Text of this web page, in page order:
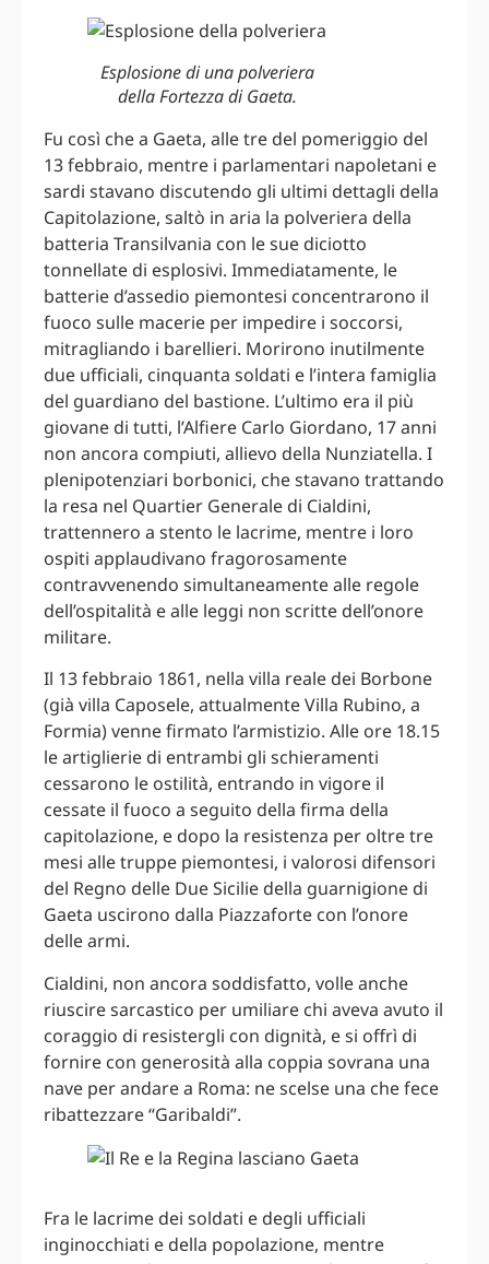
Esplosione di una polveriera
della Fortezza di Gaeta.
Fu così che a Gaeta, alle tre del pomeriggio del
13 febbraio, mentre i parlamentari napoletani e
sardi stavano discutendo gli ultimi dettagli della
Capitolazione, saltò in aria la polveriera della
batteria Transilvania con le sue diciotto
tonnellate di esplosivi. Immediatamente, le
batterie d’assedio piemontesi concentrarono il
fuoco sulle macerie per impedire i soccorsi,
mitragliando i barellieri. Morirono inutilmente
due ufficiali, cinquanta soldati e l’intera famiglia
del guardiano del bastione. L’ultimo era il più
giovane di tutti, l’Alfiere Carlo Giordano, 17 anni
non ancora compiuti, allievo della Nunziatella. I
plenipotenziari borbonici, che stavano trattando
la resa nel Quartier Generale di Cialdini,
trattennero a stento le lacrime, mentre i loro
ospiti applaudivano fragorosamente
contravvenendo simultaneamente alle regole
dell’ospitalità e alle leggi non scritte dell’onore
militare.
Il 13 febbraio 1861, nella villa reale dei Borbone
(già villa Caposele, attualmente Villa Rubino, a
Formia) venne firmato l’armistizio. Alle ore 18.15
le artiglierie di entrambi gli schieramenti
cessarono le ostilità, entrando in vigore il
cessate il fuoco a seguito della firma della
capitolazione, e dopo la resistenza per oltre tre
mesi alle truppe piemontesi, i valorosi difensori
del Regno delle Due Sicilie della guarnigione di
Gaeta uscirono dalla Piazzaforte con l’onore
delle armi.
Cialdini, non ancora soddisfatto, volle anche
riuscire sarcastico per umiliare chi aveva avuto il
coraggio di resistergli con dignità, e si offrì di
fornire con generosità alla coppia sovrana una
nave per andare a Roma: ne scelse una che fece
ribattezzare “Garibaldi”.
Fra le lacrime dei soldati e degli ufficiali
inginocchiati e della popolazione, mentre